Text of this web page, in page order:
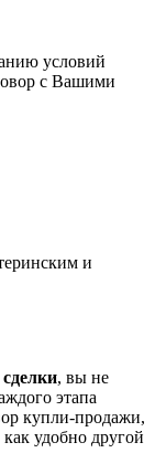
условий
с Вашими
и
, вы не
этапа
купли-продажи,
удобно другой